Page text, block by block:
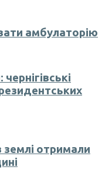
амбулаторію
землі отримали